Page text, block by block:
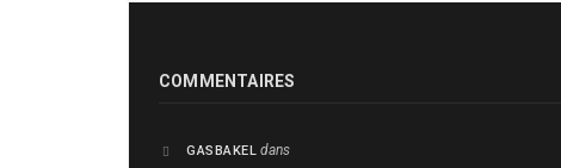
COMMENTAIRES
GASBAKEL dans